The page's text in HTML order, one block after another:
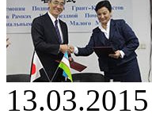
13.03.2015